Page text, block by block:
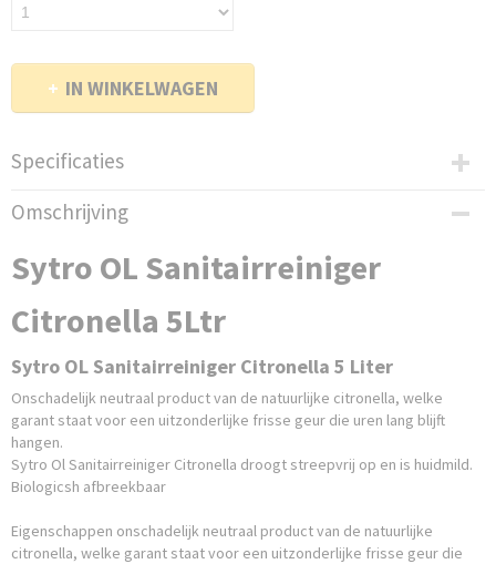
IN WINKELWAGEN
Specificaties
Netto gewicht
5,50 Kg
6,00 Kg
Omschrijving
Sytro OL Sanitairreiniger
Citronella 5Ltr
Sytro OL Sanitairreiniger Citronella 5 Liter
Onschadelijk neutraal product van de natuurlijke citronella, welke
garant staat voor een uitzonderlijke frisse geur die uren lang blijft
hangen.
Sytro Ol Sanitairreiniger Citronella droogt streepvrij op en is huidmild.
Biologicsh afbreekbaar
Eigenschappen onschadelijk neutraal product van de natuurlijke
citronella, welke garant staat voor een uitzonderlijke frisse geur die